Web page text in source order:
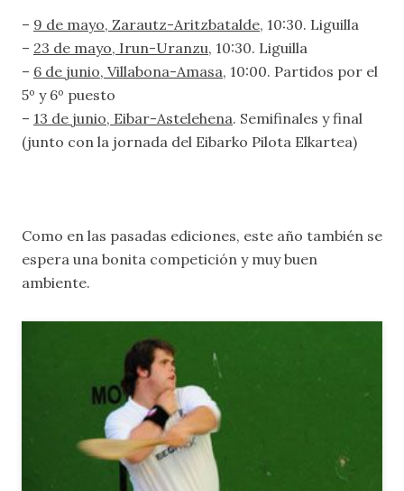
– 9 de mayo, Zarautz-Aritzbatalde, 10:30. Liguilla
– 23 de mayo, Irun-Uranzu, 10:30. Liguilla
– 6 de junio, Villabona-Amasa, 10:00. Partidos por el
5º y 6º puesto
– 13 de junio, Eibar-Astelehena. Semifinales y final
(junto con la jornada del Eibarko Pilota Elkartea)
Como en las pasadas ediciones, este año también se
espera una bonita competición y muy buen
ambiente.